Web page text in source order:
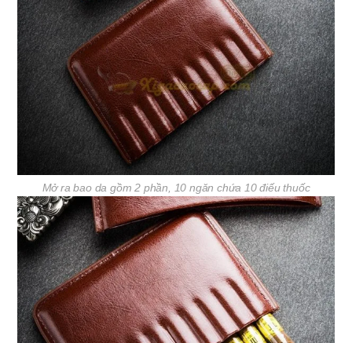
Mở ra bao da gồm 2 phần, 10 ngăn chứa 10 điếu thuốc